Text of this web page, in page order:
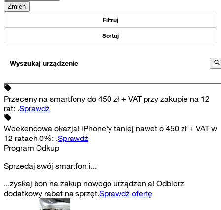
Zmień
Filtruj
Sortuj
Wyszukaj urządzenie
Przeceny na smartfony do 450 zł + VAT przy zakupie na 12
rat: .Sprawdź
Weekendowa okazja! iPhone'y taniej nawet o 450 zł + VAT w
12 ratach 0%: .Sprawdź
Program Odkup
Sprzedaj swój smartfon i...
...zyskaj bon na zakup nowego urządzenia! Odbierz
dodatkowy rabat na sprzęt.Sprawdź ofertę